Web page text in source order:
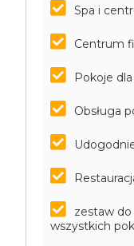
Spa i
Centrum
Pokoje
Obsługa
zestaw
wszystkich